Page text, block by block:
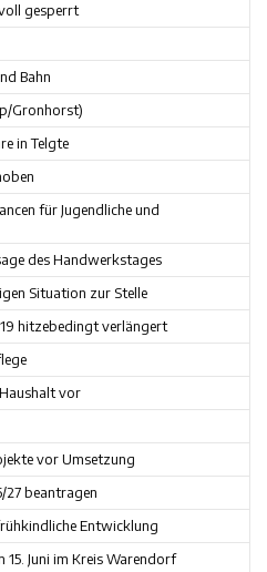
gesperrt
Bahn
Gronhorst)
in Telgte
für Jugendliche und
des Handwerkstages
Situation zur Stelle
hitzebedingt verlängert
vor
vor Umsetzung
27 beantragen
Entwicklung
Juni im Kreis Warendorf